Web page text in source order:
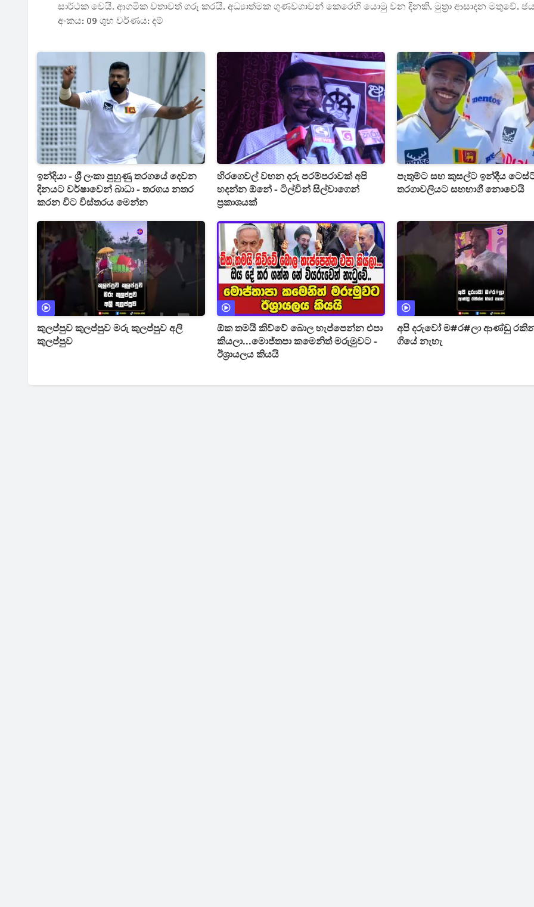
සාර්ථක වෙයි. ආගමික වතාවත් ගරු කරයි. අධ්‍යාත්මක ගුණවගාවන් කෙරෙහි යොමු වන දිනකි. මුත්‍රා ආසාදන මතුවේ. ජය
අංකය: 09 ශුභ වර්ණය: දම්
ඉන්දියා - ශ්‍රී ලංකා පුහුණු තරගයේ දෙවන
දිනයට වර්ෂාවෙන් බාධා - තරගය නතර
කරන විට විස්තරය මෙන්න
හිරගෙවල් වහන දරු පරම්පරාවක් අපි
හදන්න ඕනේ - ටිල්වින් සිල්වාගෙන්
ප්‍රකාශයක්
පැතුම්ට සහ කුසල්ට ඉන්දීය
තරගාවලියට සහභාගී නොවෙයි
කුලප්පුව කුලප්පුව මරු කුලප්පුව අලි
කුලප්පුව
ඕක තමයි කිව්වේ බොල හැප්පෙන්න එපා
කියලා...මොජ්තපා කමෙනිත් මරුමුවට -
ඊශ්‍රායලය කියයි
අපි දරුවෝ ම#ර#ලා ආණ්ඩු
ගියේ නැහැ